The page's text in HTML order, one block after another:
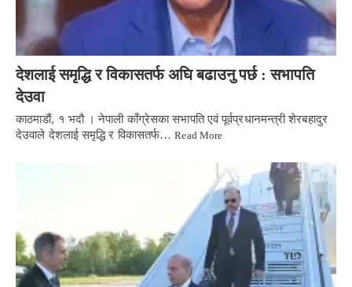
देशलाई समृद्धि र विकासतर्फ अघि बढाउनु पर्छ : सभापति
देउवा
काठमाडौं, १ भदौ । नेपाली काँग्रेसका सभापति एवं पूर्वप्रधानमन्त्री शेरबहादुर
देउवाले देशलाई समृद्धि र विकासतर्फ…Read More